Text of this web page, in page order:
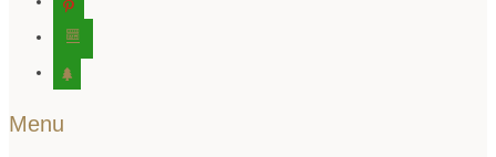
editor-
kitchensink
tree
Menu